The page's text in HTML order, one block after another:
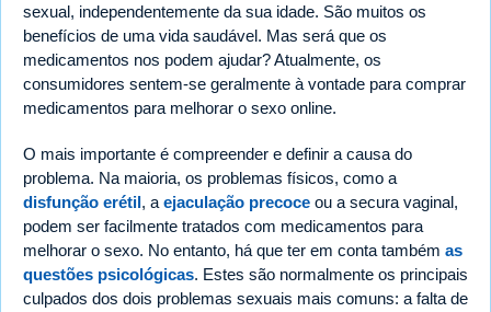
sexual, independentemente da sua idade. São muitos os
benefícios de uma vida saudável. Mas será que os
medicamentos nos podem ajudar? Atualmente, os
consumidores sentem-se geralmente à vontade para comprar
medicamentos para melhorar o sexo online.
O mais importante é compreender e definir a causa do
problema. Na maioria, os problemas físicos, como a
disfunção erétil, a ejaculação precoce ou a secura vaginal,
podem ser facilmente tratados com medicamentos para
melhorar o sexo. No entanto, há que ter em conta também as
questões psicológicas. Estes são normalmente os principais
culpados dos dois problemas sexuais mais comuns: a falta de